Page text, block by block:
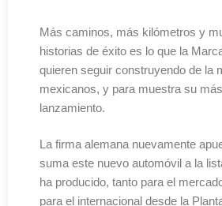
Más caminos, más kilómetros y
historias de éxito es lo que la
quieren seguir construyendo de la
mexicanos, y para muestra su
lanzamiento.
La firma alemana nuevamente
suma este nuevo automóvil a la
ha producido, tanto para el
para el internacional desde la